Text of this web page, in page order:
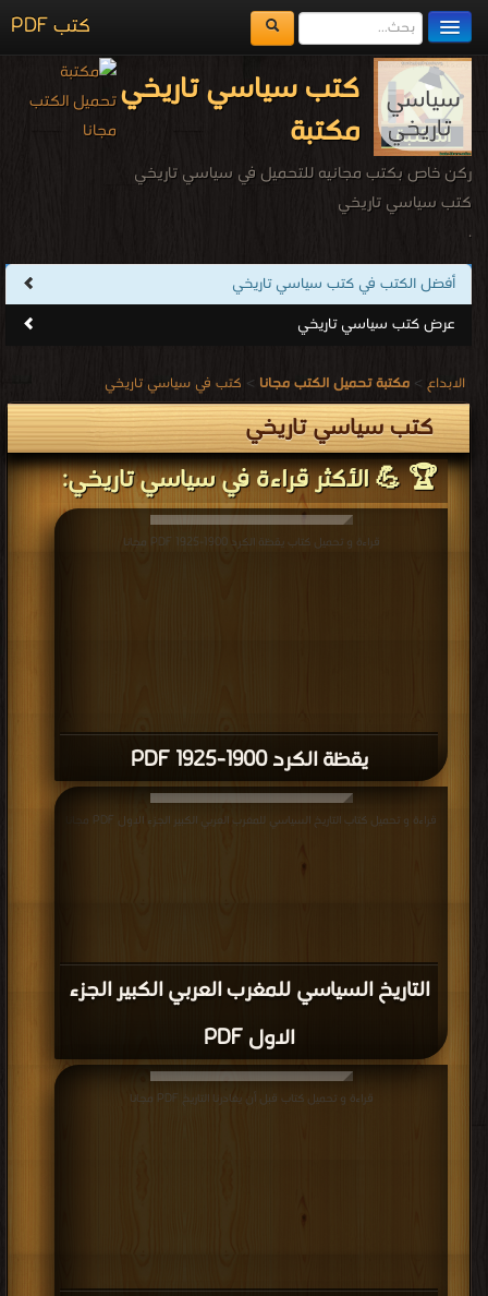
كتب PDF
مكتبة الكتب
المكتبات
يُقرأ حالياً
الفهرس
كتب سياسي تاريخي
مكتبة
ركن خاص بكتب مجانيه للتحميل في سياسي تاريخي
كتب سياسي تاريخي
.
أفضل الكتب في كتب سياسي تاريخي
عرض كتب سياسي تاريخي
الابداع > مكتبة تحميل الكتب مجانا > كتب في سياسي تاريخي
كتب سياسي تاريخي
🏆 💪 الأكثر قراءة في سياسي تاريخي:
يقظة الكرد 1900-1925 PDF
قراءة و تحميل كتاب يقظة الكرد 1900-1925 PDF مجانا
التاريخ السياسي للمغرب العربي الكبير الجزء
الاول PDF
قراءة و تحميل كتاب التاريخ السياسي للمغرب العربي الكبير الجزء الاول PDF مجانا
قراءة و تحميل كتاب قبل أن يغادرنا التاريخ PDF مجانا